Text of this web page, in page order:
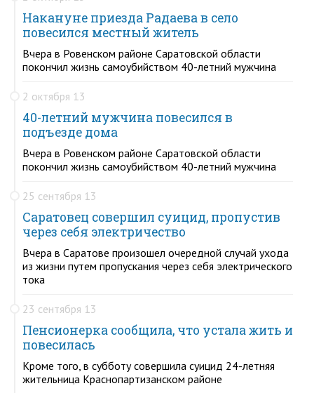
Накануне приезда Радаева в село
повесился местный житель
Вчера в Ровенском районе Саратовской области
покончил жизнь самоубийством 40-летний мужчина
2 октября 13
40-летний мужчина повесился в
подъезде дома
Вчера в Ровенском районе Саратовской области
покончил жизнь самоубийством 40-летний мужчина
25 сентября 13
Саратовец совершил суицид, пропустив
через себя электричество
Вчера в Саратове произошел очередной случай ухода
из жизни путем пропускания через себя электрического
тока
23 сентября 13
Пенсионерка сообщила, что устала жить и
повесилась
Кроме того, в субботу совершила суицид 24-летняя
жительница Краснопартизанском районе